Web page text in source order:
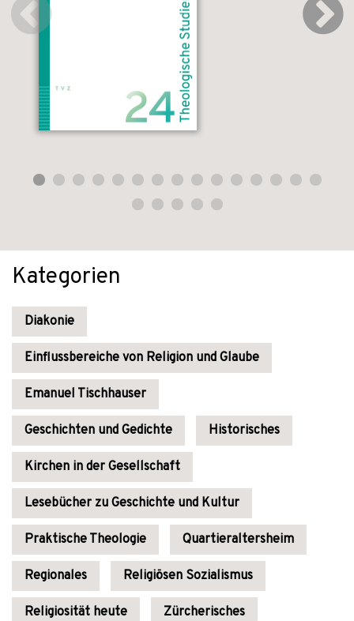
Kategorien
Diakonie
Einflussbereiche von Religion und Glaube
Emanuel Tischhauser
Geschichten und Gedichte Historisches
Kirchen in der Gesellschaft
Lesebücher zu Geschichte und Kultur
Praktische Theologie Quartieraltersheim
Regionales Religiösen Sozialismus
Religiosität heute Zürcherisches